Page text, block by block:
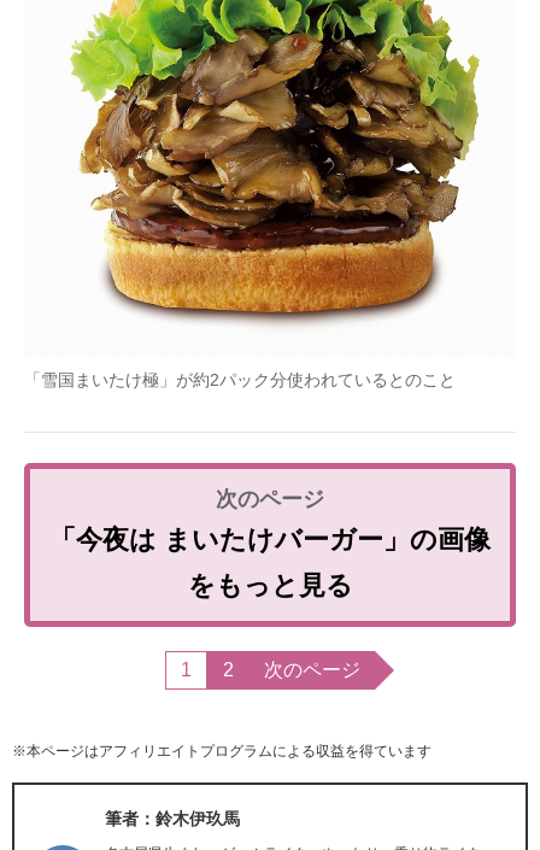
「雪国まいたけ極」が約2パック分使われているとのこと
「今夜は まいたけバーガー」の画像
をもっと見る
1 2 次のページ
※本ページはアフィリエイトプログラムによる収益を得ています
筆者：鈴木伊玖馬